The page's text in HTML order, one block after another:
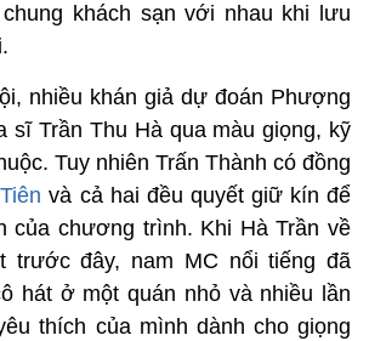
khách sạn với nhau khi lưu
nhiều khán giả dự đoán Phượng
sĩ Trần Thu Hà qua màu giọng, kỹ
Tuy nhiên Trấn Thành có đồng
và cả hai đều quyết giữ kín để
của chương trình. Khi Hà Trần về
trước đây, nam MC nổi tiếng đã
hát ở một quán nhỏ và nhiều lần
thích của mình dành cho giọng